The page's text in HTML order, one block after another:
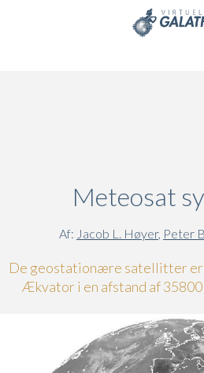
Meteosat
Af: Jacob L. Høyer, Peter
De geostationære satellitter er
Ækvator i en afstand af